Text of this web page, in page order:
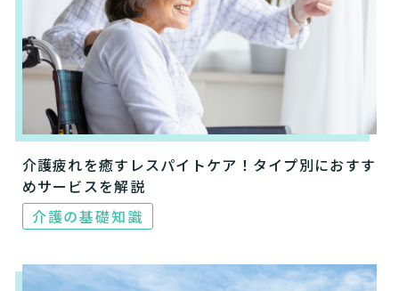
介護疲れを癒すレスパイトケア！タイプ別におすす
めサービスを解説
介護の基礎知識